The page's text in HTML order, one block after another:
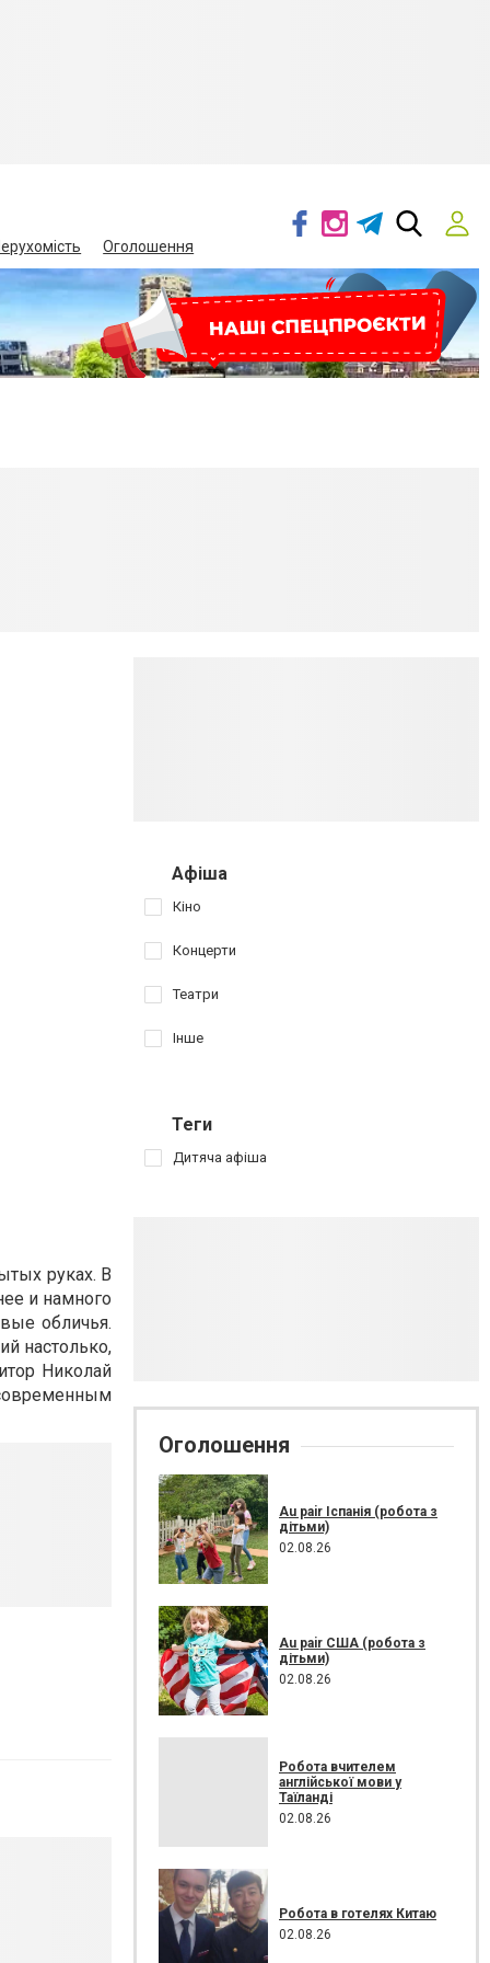
Оголошення
руках. В
и намного
обличья.
настолько,
Николай
Афіша
Кіно
Концерти
Театри
Інше
Теги
Дитяча афіша
Оголошення
Au pair Іспанія (робота з
дітьми)
02.08.26
Au pair США (робота з
дітьми)
02.08.26
Робота вчителем
англійської мови у
Таїланді
02.08.26
Робота в готелях Китаю
02.08.26